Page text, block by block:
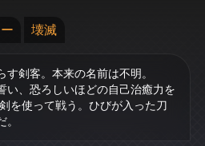
壊滅
す剣客。本来の名前は不明。
い、恐ろしいほどの自己治癒力を
を使って戦う。ひびが入った刀